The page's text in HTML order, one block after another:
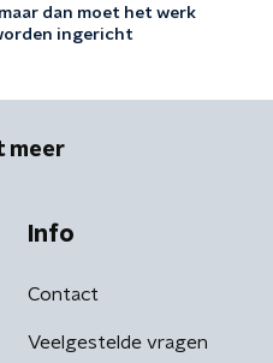
dan moet het werk
ingericht
meer
Info
Contact
Veelgestelde vragen